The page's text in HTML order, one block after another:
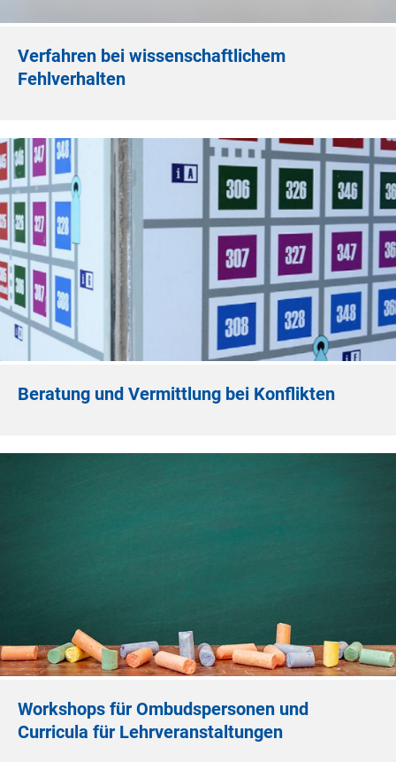
Verfahren bei wissenschaftlichem
Fehlverhalten
Beratung und Vermittlung bei Konflikten
Workshops für Ombudspersonen und
Curricula für Lehrveranstaltungen